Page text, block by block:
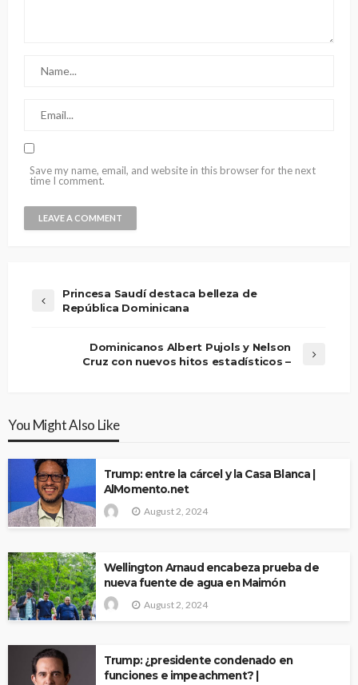
Save my name, email, and website in this browser for the next
time I comment.
Princesa Saudí destaca belleza de
República Dominicana
Dominicanos Albert Pujols y Nelson
Cruz con nuevos hitos estadísticos –
You Might Also Like
Trump: entre la cárcel y la Casa Blanca |
AlMomento.net
August 2, 2024
Wellington Arnaud encabeza prueba de
nueva fuente de agua en Maimón
August 2, 2024
Trump: ¿presidente condenado en
funciones e impeachment? |